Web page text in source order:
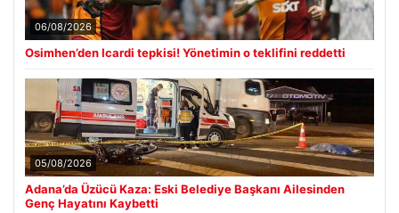
06/08/2026
Osimhen’den Icardi tepkisi! Yönetimin o teklifini reddetti
05/08/2026
Adana’da Üzücü Kaza: Eski Belediye Başkanı Ailesinden
Genç Hayatını Kaybetti